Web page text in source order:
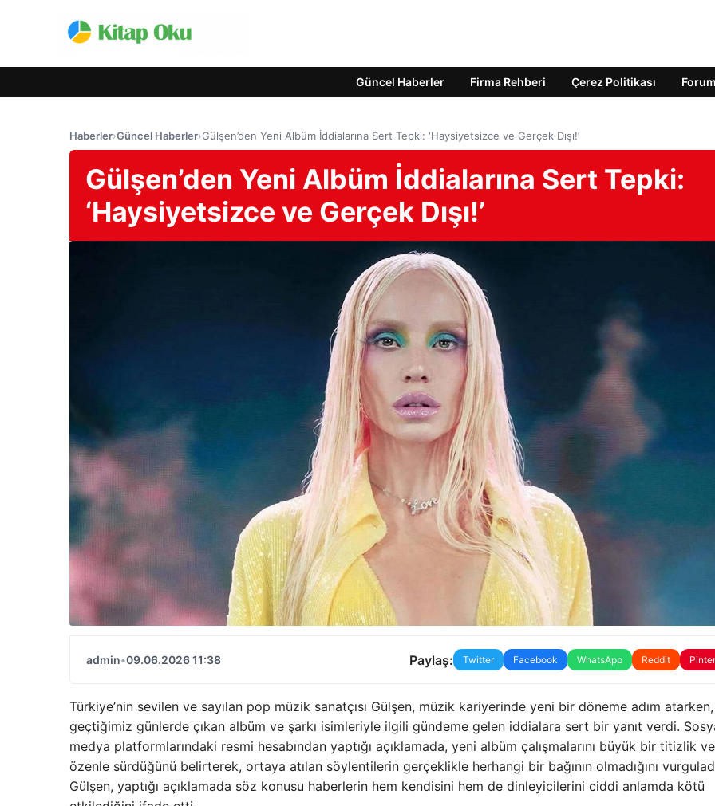
Güncel Haberler Firma Rehberi Çerez Politikası Forum
Haberler›Güncel Haberler›Gülşen’den Yeni Albüm İddialarına Sert Tepki: ‘Haysiyetsizce ve Gerçek Dışı!’
Gülşen’den Yeni Albüm İddialarına Sert Tepki:
‘Haysiyetsizce ve Gerçek Dışı!’
admin•09.06.2026 11:38 Paylaş: Twitter Facebook WhatsApp Reddit
Türkiye’nin sevilen ve sayılan pop müzik sanatçısı Gülşen, müzik kariyerinde yeni bir döneme adım atarken,
geçtiğimiz günlerde çıkan albüm ve şarkı isimleriyle ilgili gündeme gelen iddialara sert bir yanıt verdi.
medya platformlarındaki resmi hesabından yaptığı açıklamada, yeni albüm çalışmalarını büyük bir titizlik ve
özenle sürdüğünü belirterek, ortaya atılan söylentilerin gerçeklikle herhangi bir bağının olmadığını
Gülşen, yaptığı açıklamada söz konusu haberlerin hem kendisini hem de dinleyicilerini ciddi anlamda kötü